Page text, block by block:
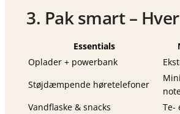
3. Pak smart –
Essentials
Oplader + powerbank
Støjdæmpende høretelefoner
Vandflaske & snacks
Te-